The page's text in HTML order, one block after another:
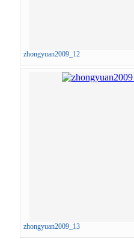
zhongyuan2009_12
zhongyuan2009_13